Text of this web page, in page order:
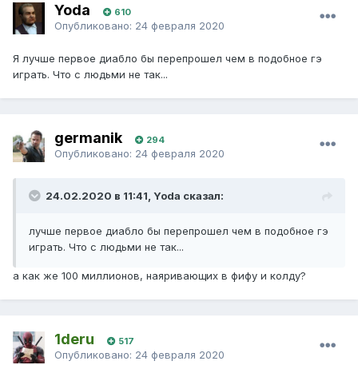
Yoda 610
Опубликовано: 24 февраля 2020
Я лучше первое диабло бы перепрошел чем в подобное гэ
играть. Что с людьми не так...
germanik 294
Опубликовано: 24 февраля 2020
24.02.2020 в 11:41, Yoda сказал:
лучше первое диабло бы перепрошел чем в подобное гэ
играть. Что с людьми не так...
а как же 100 миллионов, наяривающих в фифу и колду?
1deru 517
Опубликовано: 24 февраля 2020